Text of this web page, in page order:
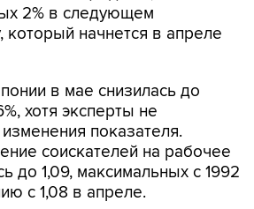
2% в следующем
начнется в апреле
в мае снизилась до
хотя эксперты не
показателя.
соискателей на рабочее
до 1,09, максимальных с 1992
с 1,08 в апреле.